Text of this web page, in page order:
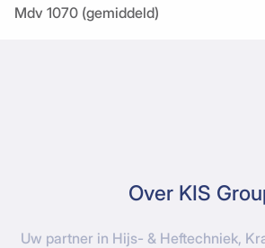
Mdv 1070 (gemiddeld)
Over KIS
Uw partner in Hijs- & Heftechniek,